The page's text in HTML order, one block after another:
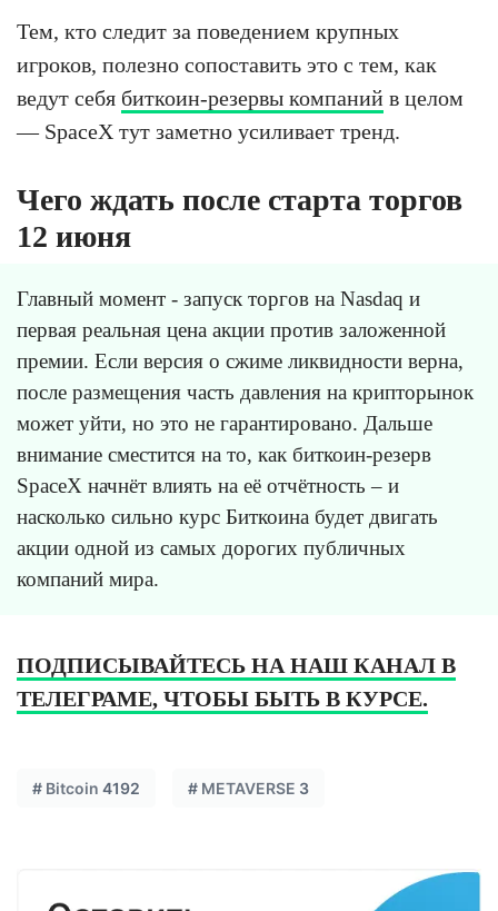
Тем, кто следит за поведением крупных
игроков, полезно сопоставить это с тем, как
ведут себя биткоин-резервы компаний в целом
— SpaceX тут заметно усиливает тренд.
Чего ждать после старта торгов
12 июня
Главный момент - запуск торгов на Nasdaq и
первая реальная цена акции против заложенной
премии. Если версия о сжиме ликвидности верна,
после размещения часть давления на крипторынок
может уйти, но это не гарантировано. Дальше
внимание сместится на то, как биткоин-резерв
SpaceX начнёт влиять на её отчётность – и
насколько сильно курс Биткоина будет двигать
акции одной из самых дорогих публичных
компаний мира.
ПОДПИСЫВАЙТЕСЬ НА НАШ КАНАЛ В
ТЕЛЕГРАМЕ, ЧТОБЫ БЫТЬ В КУРСЕ.
# Bitcoin 4192 # METAVERSE 3